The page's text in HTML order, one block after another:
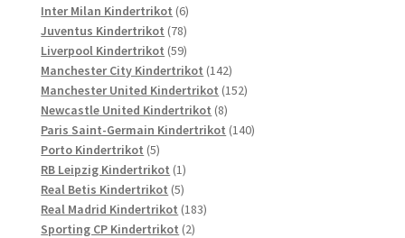
Inter Milan Kindertrikot 66
Produkte
Juventus Kindertrikot 7878
Produkte
Liverpool Kindertrikot 5959
Produkte
Manchester City Kindertrikot 142142
Produkte
Manchester United Kindertrikot 152152
Newcastle United Kindertrikot 88
Produkte
Paris Saint-Germain Kindertrikot 140140
Porto Kindertrikot 55
Produkte
RB Leipzig Kindertrikot 11
Produkt
Real Betis Kindertrikot 55
Produkte
Real Madrid Kindertrikot 183183
Sporting CP Kindertrikot 22